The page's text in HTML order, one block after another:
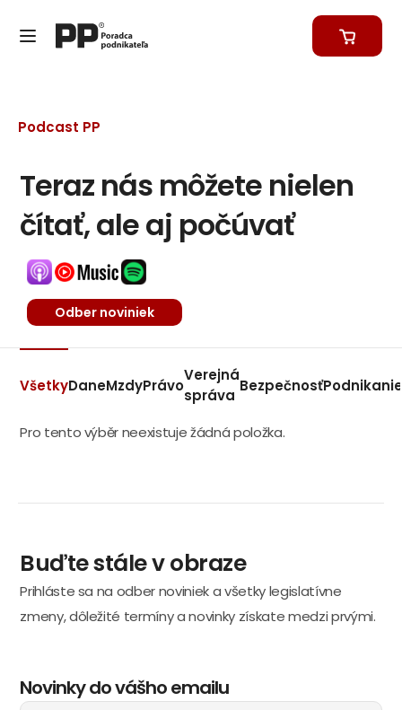
Podcast PP
Teraz nás môžete nielen
čítať, ale aj počúvať
Odber noviniek
VšetkyDaneMzdyPrávo
Verejná
správa
Bezpečnosť
Pro tento výběr neexistuje žádná položka.
Buďte stále v obraze
Prihláste sa na odber noviniek a všetky legislatívne
zmeny, dôležité termíny a novinky získate medzi prvými.
Novinky do vášho emailu